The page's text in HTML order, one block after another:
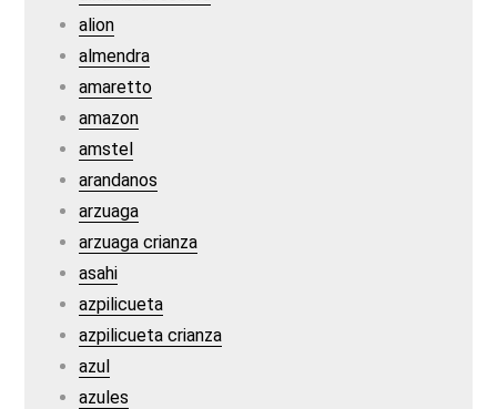
alion
almendra
amaretto
amazon
amstel
arandanos
arzuaga
arzuaga crianza
asahi
azpilicueta
azpilicueta crianza
azul
azules